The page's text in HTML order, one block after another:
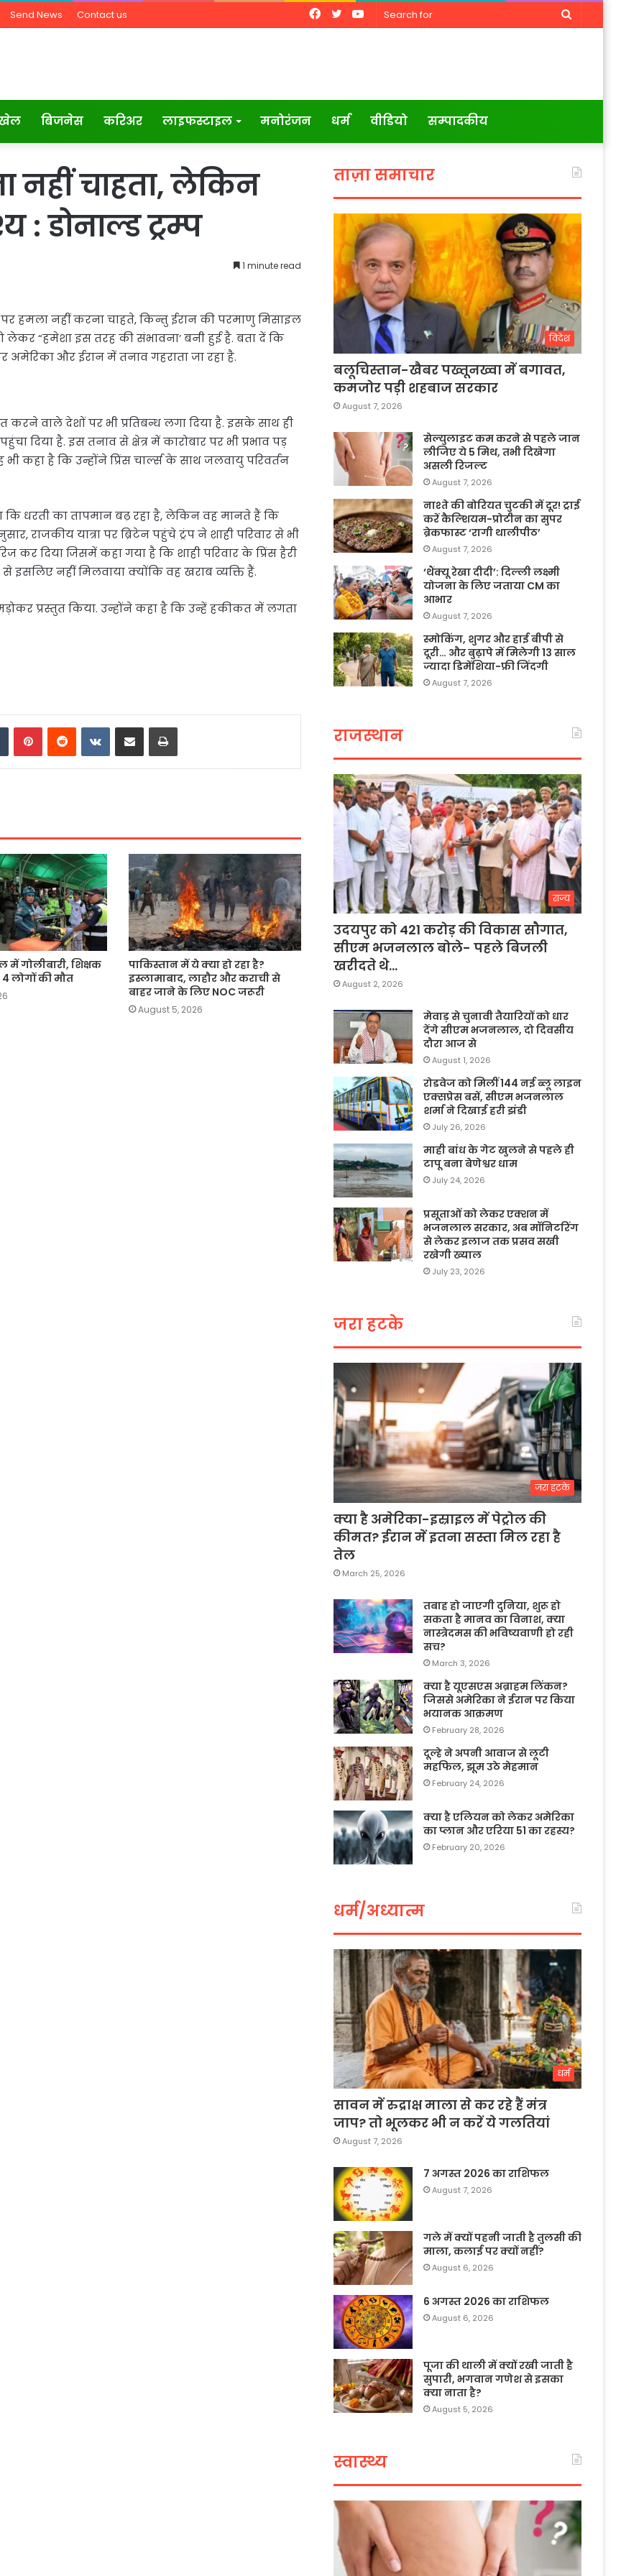
Send News Contact us
Search
YouTube
Twitter
Facebook
बिजनेस करिअर लाइफस्टाइल मनोरंजन धर्म वीडियो सम्पादकीय
नहीं चाहता, लेकिन
डोनाल्ड ट्रम्प
1 minute read
पर हमला नहीं करना चाहते, किन्तु ईरान की परमाणु मिसाइल
“हमेशा इस तरह की संभावना’ बनी हुई है. बता दें कि
और ईरान में तनाव गहराता जा रहा है.
वाले देशों पर भी प्रतिबन्ध लगा दिया है. इसके साथ ही
दिया है. इस तनाव से क्षेत्र में कारोबार पर भी प्रभाव पड़
कहा है कि उन्होंने प्रिंस चार्ल्स के साथ जलवायु परिवर्तन
कि धरती का तापमान बढ़ रहा है, लेकिन वह मानते हैं कि
राजकीय यात्रा पर ब्रिटेन पहुंचे ट्रंप ने शाही परिवार से भी
कर दिया जिसमें कहा गया है कि शाही परिवार के प्रिंस हैरी
इसलिए नहीं मिलवाया क्योंकि वह खराब व्यक्ति हैं.
प्रस्तुत किया. उन्होंने कहा है कि उन्हें हकीकत में लगता
TumblrPinterestReddit VKontakte
Share via Email Print
गोलीबारी, शिक्षक
लोगों की मौत
पाकिस्तान में ये क्या हो रहा है?
इस्लामाबाद, लाहौर और कराची से
बाहर जाने के लिए NOC जरूरी
August 5, 2026
ताज़ा समाचार
विदेश
बलूचिस्तान-खैबर पख्तूनख्वा में बगावत,
कमजोर पड़ी शहबाज सरकार
August 7, 2026
सेल्युलाइट कम करने से पहले जान
लीजिए ये 5 मिथ, तभी दिखेगा
असली रिजल्ट
August 7, 2026
नाश्ते की बोरियत चुटकी में दूर! ट्राई
करें कैल्शियम-प्रोटीन का सुपर
ब्रेकफास्ट ‘रागी थालीपीठ’
August 7, 2026
‘थैंक्यू रेखा दीदी’: दिल्ली लक्ष्मी
योजना के लिए जताया CM का
आभार
August 7, 2026
स्मोकिंग, शुगर और हाई बीपी से
दूरी… और बुढ़ापे में मिलेगी 13 साल
ज्यादा डिमेंशिया-फ्री जिंदगी
August 7, 2026
राजस्थान
राज्य
उदयपुर को 421 करोड़ की विकास सौगात,
सीएम भजनलाल बोले- पहले बिजली
खरीदते थे…
August 2, 2026
मेवाड़ से चुनावी तैयारियों को धार
देंगे सीएम भजनलाल, दो दिवसीय
दौरा आज से
August 1, 2026
रोडवेज को मिलीं 144 नई ब्लू लाइन
एक्सप्रेस बसें, सीएम भजनलाल
शर्मा ने दिखाई हरी झंडी
July 26, 2026
माही बांध के गेट खुलने से पहले ही
टापू बना बेणेश्वर धाम
July 24, 2026
प्रसूताओं को लेकर एक्शन में
भजनलाल सरकार, अब मॉनिटरिंग
से लेकर इलाज तक प्रसव सखी
रखेगी ख्याल
July 23, 2026
जरा हटके
जरा हटके
क्या है अमेरिका-इस्राइल में पेट्रोल की
कीमत? ईरान में इतना सस्ता मिल रहा है
तेल
March 25, 2026
तबाह हो जाएगी दुनिया, शुरू हो
सकता है मानव का विनाश, क्या
नास्त्रेदमस की भविष्यवाणी हो रही
सच?
March 3, 2026
क्या है यूएसएस अब्राहम लिंकन?
जिससे अमेरिका ने ईरान पर किया
भयानक आक्रमण
February 28, 2026
दूल्हे ने अपनी आवाज से लूटी
महफिल, झूम उठे मेहमान
February 24, 2026
क्या है एलियन को लेकर अमेरिका
का प्लान और एरिया 51 का रहस्य?
February 20, 2026
धर्म/अध्यात्म
धर्म
सावन में रुद्राक्ष माला से कर रहे हैं मंत्र
जाप? तो भूलकर भी न करें ये गलतियां
August 7, 2026
7 अगस्त 2026 का राशिफल
August 7, 2026
गले में क्यों पहनी जाती है तुलसी की
माला, कलाई पर क्यों नहीं?
August 6, 2026
6 अगस्त 2026 का राशिफल
August 6, 2026
पूजा की थाली में क्यों रखी जाती है
सुपारी, भगवान गणेश से इसका
क्या नाता है?
August 5, 2026
स्वास्थ्य